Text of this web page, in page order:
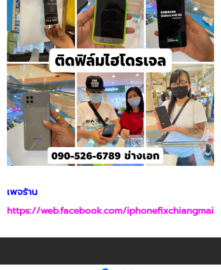
เพจร้าน
https://web.facebook.com/iphonefixchiangmai